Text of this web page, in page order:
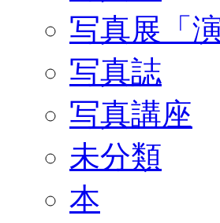
写真展「
写真誌
写真講座
未分類
本